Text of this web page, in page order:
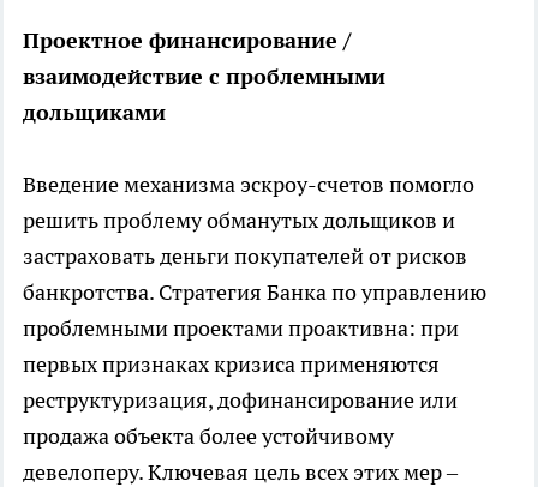
Проектное финансирование /
взаимодействие с проблемными
дольщиками
Введение механизма эскроу-счетов помогло
решить проблему обманутых дольщиков и
застраховать деньги покупателей от рисков
банкротства. Стратегия Банка по управлению
проблемными проектами проактивна: при
первых признаках кризиса применяются
реструктуризация, дофинансирование или
продажа объекта более устойчивому
девелоперу. Ключевая цель всех этих мер –